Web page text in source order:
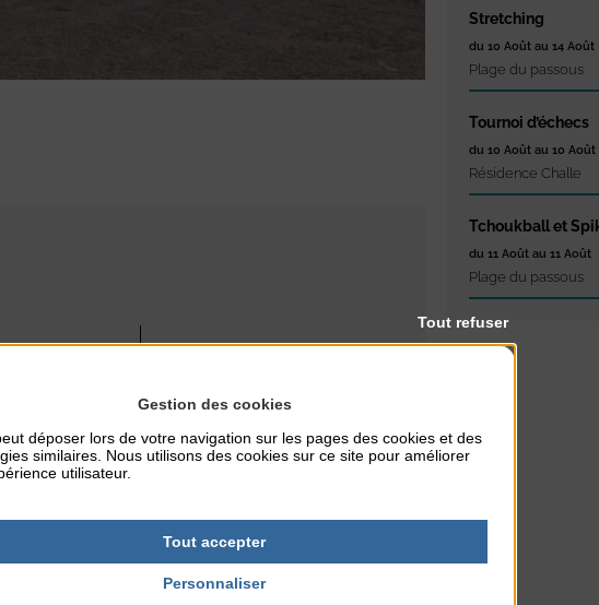
Stretching
du 10 Août au 14 Août
Plage du passous
Tournoi d’échecs
du 10 Août au 10 Août
Résidence Challe
Tchoukball et
du 11 Août au 11 Août
Plage du passous
Gestion des cookies
déposer lors de votre navigation sur les pages des cookies et des
similaires. Nous utilisons des cookies sur ce site pour améliorer
utilisateur.
Tout accepter
Tout refuser
Personnaliser